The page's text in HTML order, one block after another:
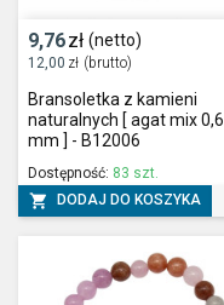
9,76zł (netto)
12,00 zł (brutto)
Bransoletka z kamieni
naturalnych [ agat mix 0,6
mm ] - B12006
Dostępność: 83 szt.
 DODAJ DO KOSZYKA